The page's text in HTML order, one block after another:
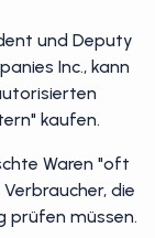
und Deputy
Inc., kann
kaufen.
Waren "oft
die
prüfen müssen.